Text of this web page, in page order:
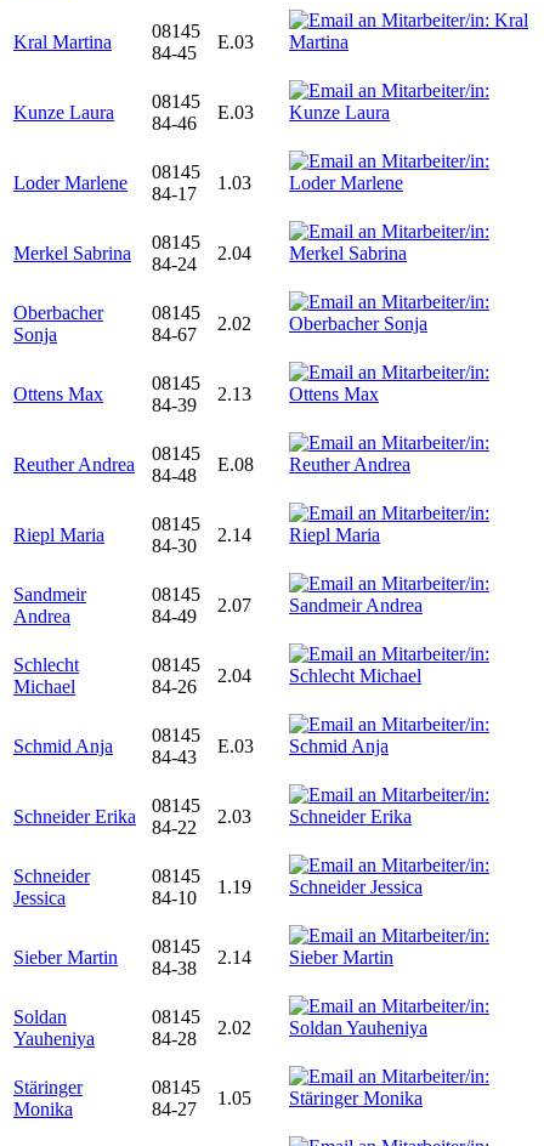
Kral Martina
08145
84-45
E.03
Kunze Laura
08145
84-46
E.03
Loder Marlene
08145
84-17
1.03
Merkel Sabrina
08145
84-24
2.04
Oberbacher
Sonja
08145
84-67
2.02
Ottens Max
08145
84-39
2.13
Reuther Andrea
08145
84-48
E.08
Riepl Maria
08145
84-30
2.14
Sandmeir
Andrea
08145
84-49
2.07
Schlecht
Michael
08145
84-26
2.04
Schmid Anja
08145
84-43
E.03
Schneider Erika
08145
84-22
2.03
Schneider
Jessica
08145
84-10
1.19
Sieber Martin
08145
84-38
2.14
Soldan
Yauheniya
08145
84-28
2.02
Stäringer
Monika
08145
84-27
1.05